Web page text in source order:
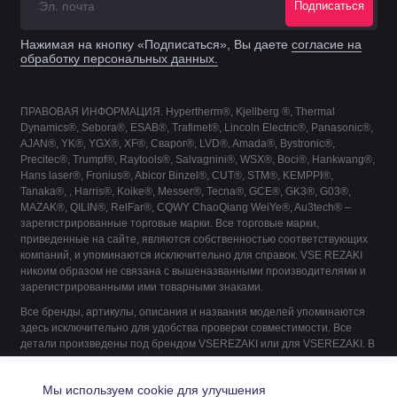
Купить
Подписаться
Нажимая на кнопку «Подписаться», Вы даете согласие на
обработку персональных данных.
ПРАВОВАЯ ИНФОРМАЦИЯ. Hypertherm®, Kjellberg ®, Thermal
Dynamics®, Sebora®, ESAB®, Trafimet®, Lincoln Electric®, Panasonic®,
AJAN®, YK®, YGX®, XF®, Сварог®, LVD®, Amada®, Bystronic®,
Precitec®, Trumpf®, Raytools®, Salvagnini®, WSX®, Boci®, Hankwang®,
Hans laser®, Fronius®, Abicor Binzel®, CUT®, STM®, KEMPPI®,
Tanaka®, , Harris®, Koike®, Messer®, Tecna®, GCE®, GK3®, G03®,
MAZAK®, QILIN®, RelFar®, CQWY ChaoQiang WeiYe®, Au3tech® –
зарегистрированные торговые марки. Все торговые марки,
приведенные на сайте, являются собственностью соответствующих
компаний, и упоминаются исключительно для справок. VSE REZAKI
никоим образом не связана с вышеназванными производителями и
зарегистрированными ими товарными знаками.
Все бренды, артикулы, описания и названия моделей упоминаются
здесь исключительно для удобства проверки совместимости. Все
детали произведены под брендом VSEREZAKI или для VSEREZAKI. В
их производстве не принимает участие ни один из указанных
Мы используем cookie для улучшения